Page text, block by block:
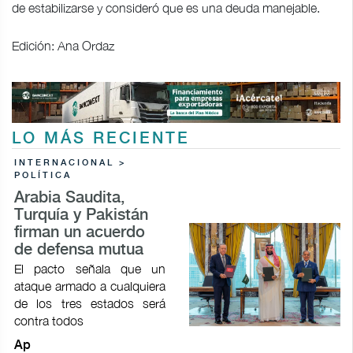
de estabilizarse y consideró que es una deuda manejable.
Edición: Ana Ordaz
LO MÁS RECIENTE
INTERNACIONAL >
POLÍTICA
Arabia Saudita,
Turquía y Pakistán
firman un acuerdo
de defensa mutua
El pacto señala que un
ataque armado a cualquiera
de los tres estados será
contra todos
Ap